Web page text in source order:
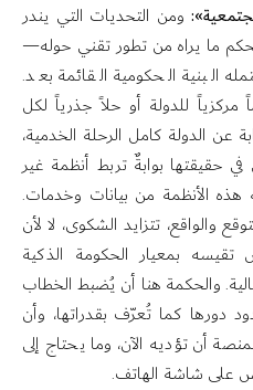
ومن التحديات التي يندر
ما يراه من تطور تقني حوله—
البنية الحكومية القائمة بعد.
للدولة أو حلاً جذرياً لكل
عن الدولة كامل الرحلة الخدمية،
في حقيقتها بوابةٌ تربط أنظمة غير
الأنظمة من بيانات وخدمات.
والواقع، تتزايد الشكوى، لا لأن
بمعيار الحكومة الذكية
والحكمة هنا أن يُضبط الخطاب
دورها كما تُعرّف بقدراتها، وأن
أن تؤديه الآن، وما يحتاج إلى
على شاشة الهاتف.